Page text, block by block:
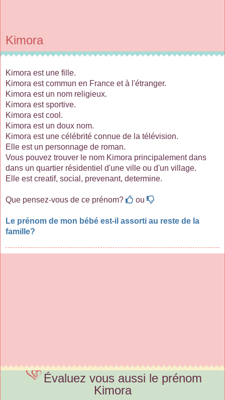
Kimora
Kimora est une fille.
Kimora est commun en France et à l'étranger.
Kimora est un nom religieux.
Kimora est sportive.
Kimora est cool.
Kimora est un doux nom.
Kimora est une célébrité connue de la télévision.
Elle est un personnage de roman.
Vous pouvez trouver le nom Kimora principalement dans
dans un quartier résidentiel d'une ville ou d'un village.
Elle est creatif, social, prevenant, determine.
Que pensez-vous de ce prénom? ou
Le prénom de mon bébé est-il assorti au reste de la
famille?
Évaluez vous aussi le prénom
Kimora